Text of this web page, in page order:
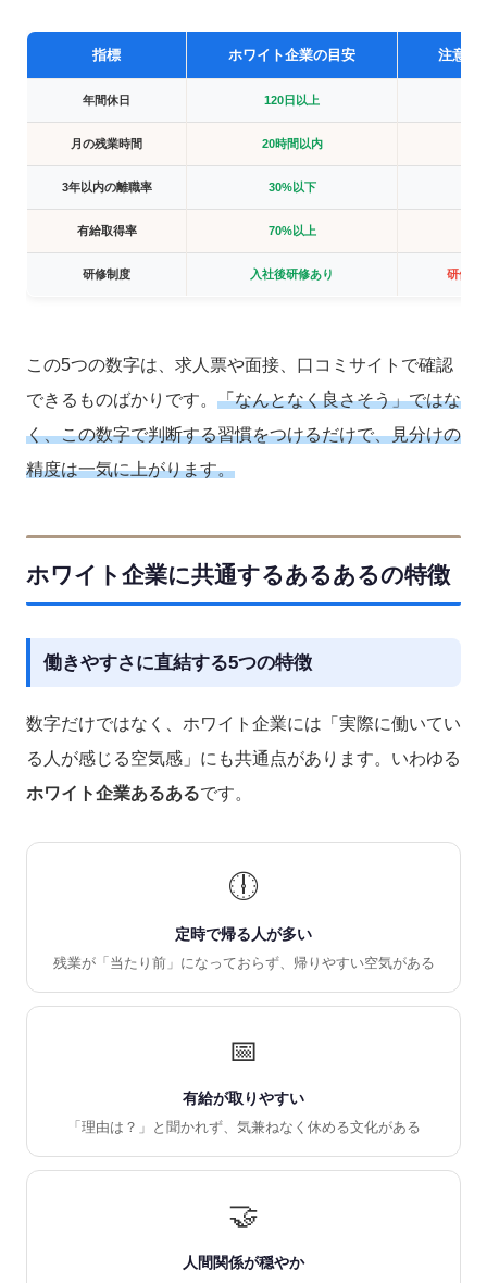
指標 ホワイト企業の目安 注意が
年間休日 120日以上
月の残業時間 20時間以内
3年以内の離職率 30%以下
有給取得率 70%以上
研修制度 入社後研修あり 研修な
この5つの数字は、求人票や面接、口コミサイトで確認
できるものばかりです。 「なんとなく良さそう」ではな
く、この数字で判断する習慣をつけるだけで、見分けの
精度は一気に上がります。
ホワイト企業に共通するあるあるの特徴
働きやすさに直結する5つの特徴
数字だけではなく、ホワイト企業には「実際に働いてい
る人が感じる空気感」にも共通点があります。いわゆる
ホワイト企業あるあるです。
🕕
定時で帰る人が多い
残業が「当たり前」になっておらず、帰りやすい空気がある
📅
有給が取りやすい
「理由は？」と聞かれず、気兼ねなく休める文化がある
🤝
人間関係が穏やか